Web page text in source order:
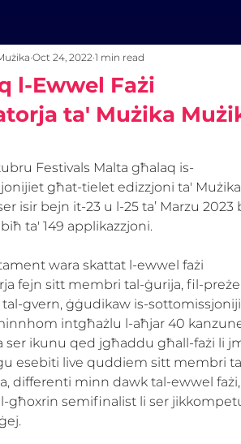
l-Ewwel Fażi
ta' Mużika
Oct 24, 2022 1 min read
Festivals Malta għalaq is-
għat-tielet edizzjoni ta'
isir bejn it-23 u l-25 ta’ Marzu 2023
ta' 149 applikazzjoni.
wara skattat l-ewwel fażi
fejn sitt membri tal-ġurija, fil-
gvern, ġġudikaw is-
intgħażlu l-aħjar 40
ser ikunu qed jgħaddu għall-fażi li
esebiti live quddiem sitt membri
differenti minn dawk tal-ewwel
għoxrin semifinalist li ser